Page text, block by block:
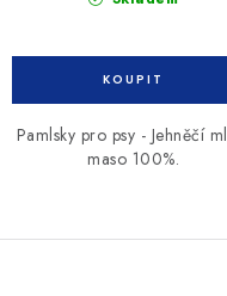
Pamlsky pro psy - Jehněčí
maso 100%.